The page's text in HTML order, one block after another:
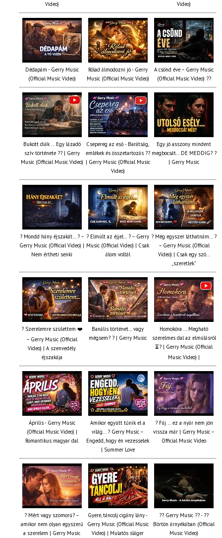
Video) Video)
Dédapám - Gerry Music
(Official Music Video)
Rólad álmodozni jó - Gerry
Music (Official Music Video)
A csönd éve – Gerry Music
(Official Music Video) ??
Bukott diák ... Egy lázadó
szív története ?? | Gerry
Music (Official Music Video)
Csepereg az eső - Barátság,
emlékek és összetartozás ?️?
| Gerry Music (Official Music
Video)
Egy jó asszony mindent
megbocsát… DE MEDDIG? ?
| Gerry Music
? Mondd hány éjszakát… ? –
Gerry Music (Official Video) |
Nem értheti senki
? Elmúlt az éjjel… ? – Gerry
Music (Official Video) | Csak
álom voltál
? Még egyszer láthatnám… ?
– Gerry Music (Official
Video) | Csak egy szó…
„szeretlek”
? Szerelemre születtem ❤️
– Gerry Music (Official
Video) | A szenvedély
éjszakája
Banális történet… vagy
mégsem? ? | Gerry Music
Homokóra ... Megható
szerelmes dal az elmúlásról
⏳? | Gerry Music (Official
Music Video) |
Április - Gerry Music
(Official Music Video) |
Romantikus magyar dal
Amikor együtt tűnik el a
világ... ? Gerry Music –
Engedd, hogy én vezesselek
| Summer Love
? Fáj … ez a nyár nem jön
vissza már | Gerry Music –
Official Music Video
? Mért vagy szomorú? –
amikor nem olyan egyszerű
a szerelem | Gerry Music
Gyere, táncolj cigány lány -
Gerry Music (Official Music
Video) | Mulatós sláger
?? Gerry Music ?? - ??
Börtön árnyékában (Official
Music Video)